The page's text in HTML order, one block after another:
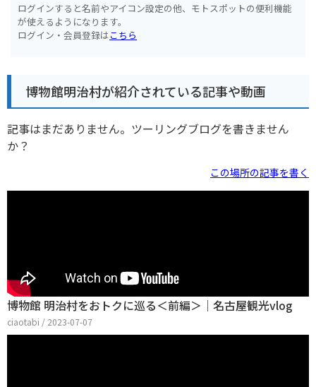
ログインすると名前やアイコン設定の他、モトスポットの便利機能
が使えるようになります。
ログイン・会員登録はこちら
博物館明治村が紹介されている記事や動画
記事はまだありません。ツーリングブログを書きません
か？
この場所の記事を書く
博物館 明治村をおトクに巡る＜前編＞｜名古屋観光vlog
ciaotabi / 2023-07-07